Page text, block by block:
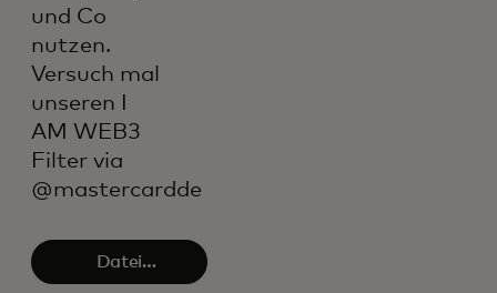
und Co
nutzen.
Versuch mal
unseren I
AM WEB3
Filter via
@mastercardde
Datei